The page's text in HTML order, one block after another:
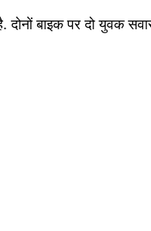
दोनों बाइक पर दो युवक